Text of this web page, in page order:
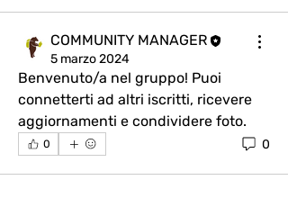
COMMUNITY MANAGER
5 marzo 2024
Benvenuto/a nel gruppo! Puoi
connetterti ad altri iscritti, ricevere
aggiornamenti e condividere foto.
0 0